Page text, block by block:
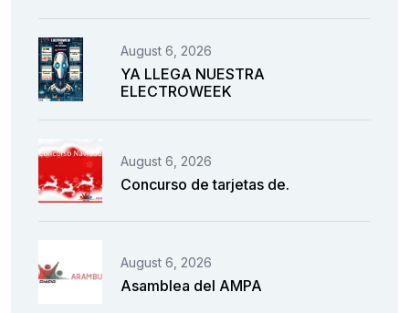
August 6, 2026
YA LLEGA NUESTRA
ELECTROWEEK
August 6, 2026
Concurso de tarjetas de.
August 6, 2026
Asamblea del AMPA